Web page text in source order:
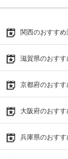
関西のおすすめ
滋賀県のおすす
京都府のおすす
大阪府のおす
兵庫県のおすす